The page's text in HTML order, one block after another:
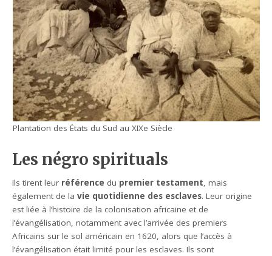
Plantation des États du Sud au XIXe Siècle
Les négro spirituals
Ils tirent leur référence du premier testament, mais
également de lavie quotidienne des esclaves. Leur origine
est liée à l’histoire de la colonisation africaine et de
l’évangélisation, notamment avec l’arrivée des premiers
Africains sur le sol américain en 1620, alors que l’accès à
l’évangélisation était limité pour les esclaves. Ils sont